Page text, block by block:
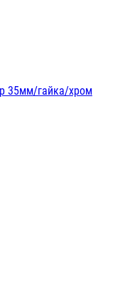
35мм/гайка/хром